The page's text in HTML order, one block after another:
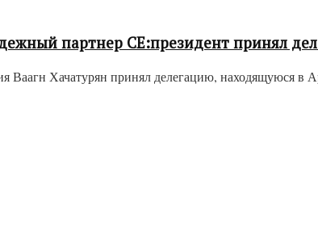
партнер СЕ:президент принял
Ваагн Хачатурян принял делегацию, находящуюся